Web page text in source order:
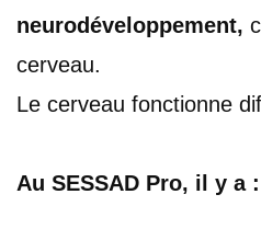
neurodéveloppement,
cerveau.
Le cerveau fonctionne
Au SESSAD Pro, il y a :